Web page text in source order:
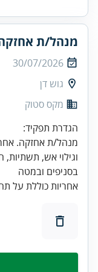
מנהל/ת
30/07/2026
גוש דן
מקס סטוק
מנהל/ת אחזקה.
בסניפים ובמטה
אחריות כוללת על